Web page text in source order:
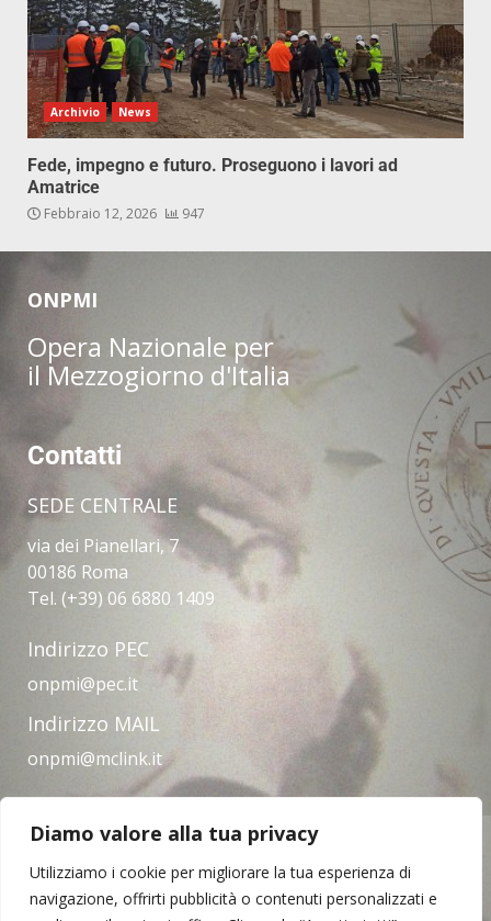
Diamo valore alla tua privacy
Utilizziamo i cookie per migliorare la tua esperienza di
navigazione, offrirti pubblicità o contenuti personalizzati e
Archivio News
Fede, impegno e futuro. Proseguono i lavori ad
Amatrice
Febbraio 12, 2026 947
ONPMI
Opera Nazionale per
il Mezzogiorno d'Italia
Contatti
SEDE CENTRALE
via dei Pianellari, 7
00186 Roma
Tel. (+39) 06 6880 1409
Indirizzo PEC
onpmi@pec.it
Indirizzo MAIL
onpmi@mclink.it
Amministrazione trasparente
Privacy Policy
Note legali
Contatti